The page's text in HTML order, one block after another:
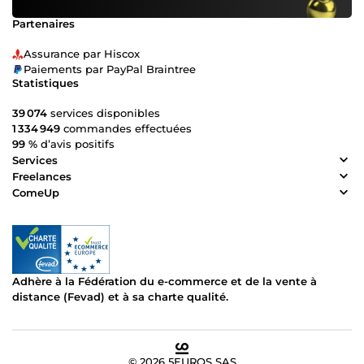
Partenaires
Assurance par Hiscox
Paiements par PayPal Braintree
Statistiques
39 074 services disponibles
1 334 949 commandes effectuées
99 % d’avis positifs
Services
Freelances
ComeUp
Adhère à la Fédération du e-commerce et de la vente à
distance (Fevad) et à sa charte qualité.